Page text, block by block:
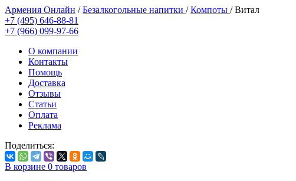
Армения Онлайн /Безалкогольные напитки /Компоты /Витал
+7 (495) 646-88-81
+7 (966) 099-97-66
О компании
Контакты
Помощь
Доставка
Отзывы
Статьи
Оплата
Реклама
Поделиться:
В корзине 0 товаров